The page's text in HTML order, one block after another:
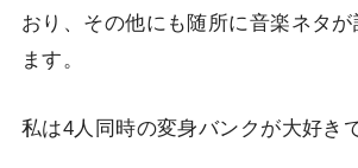
おり、その他にも随所に音楽ネタ
ます。
私は4人同時の変身バンクが大好きで